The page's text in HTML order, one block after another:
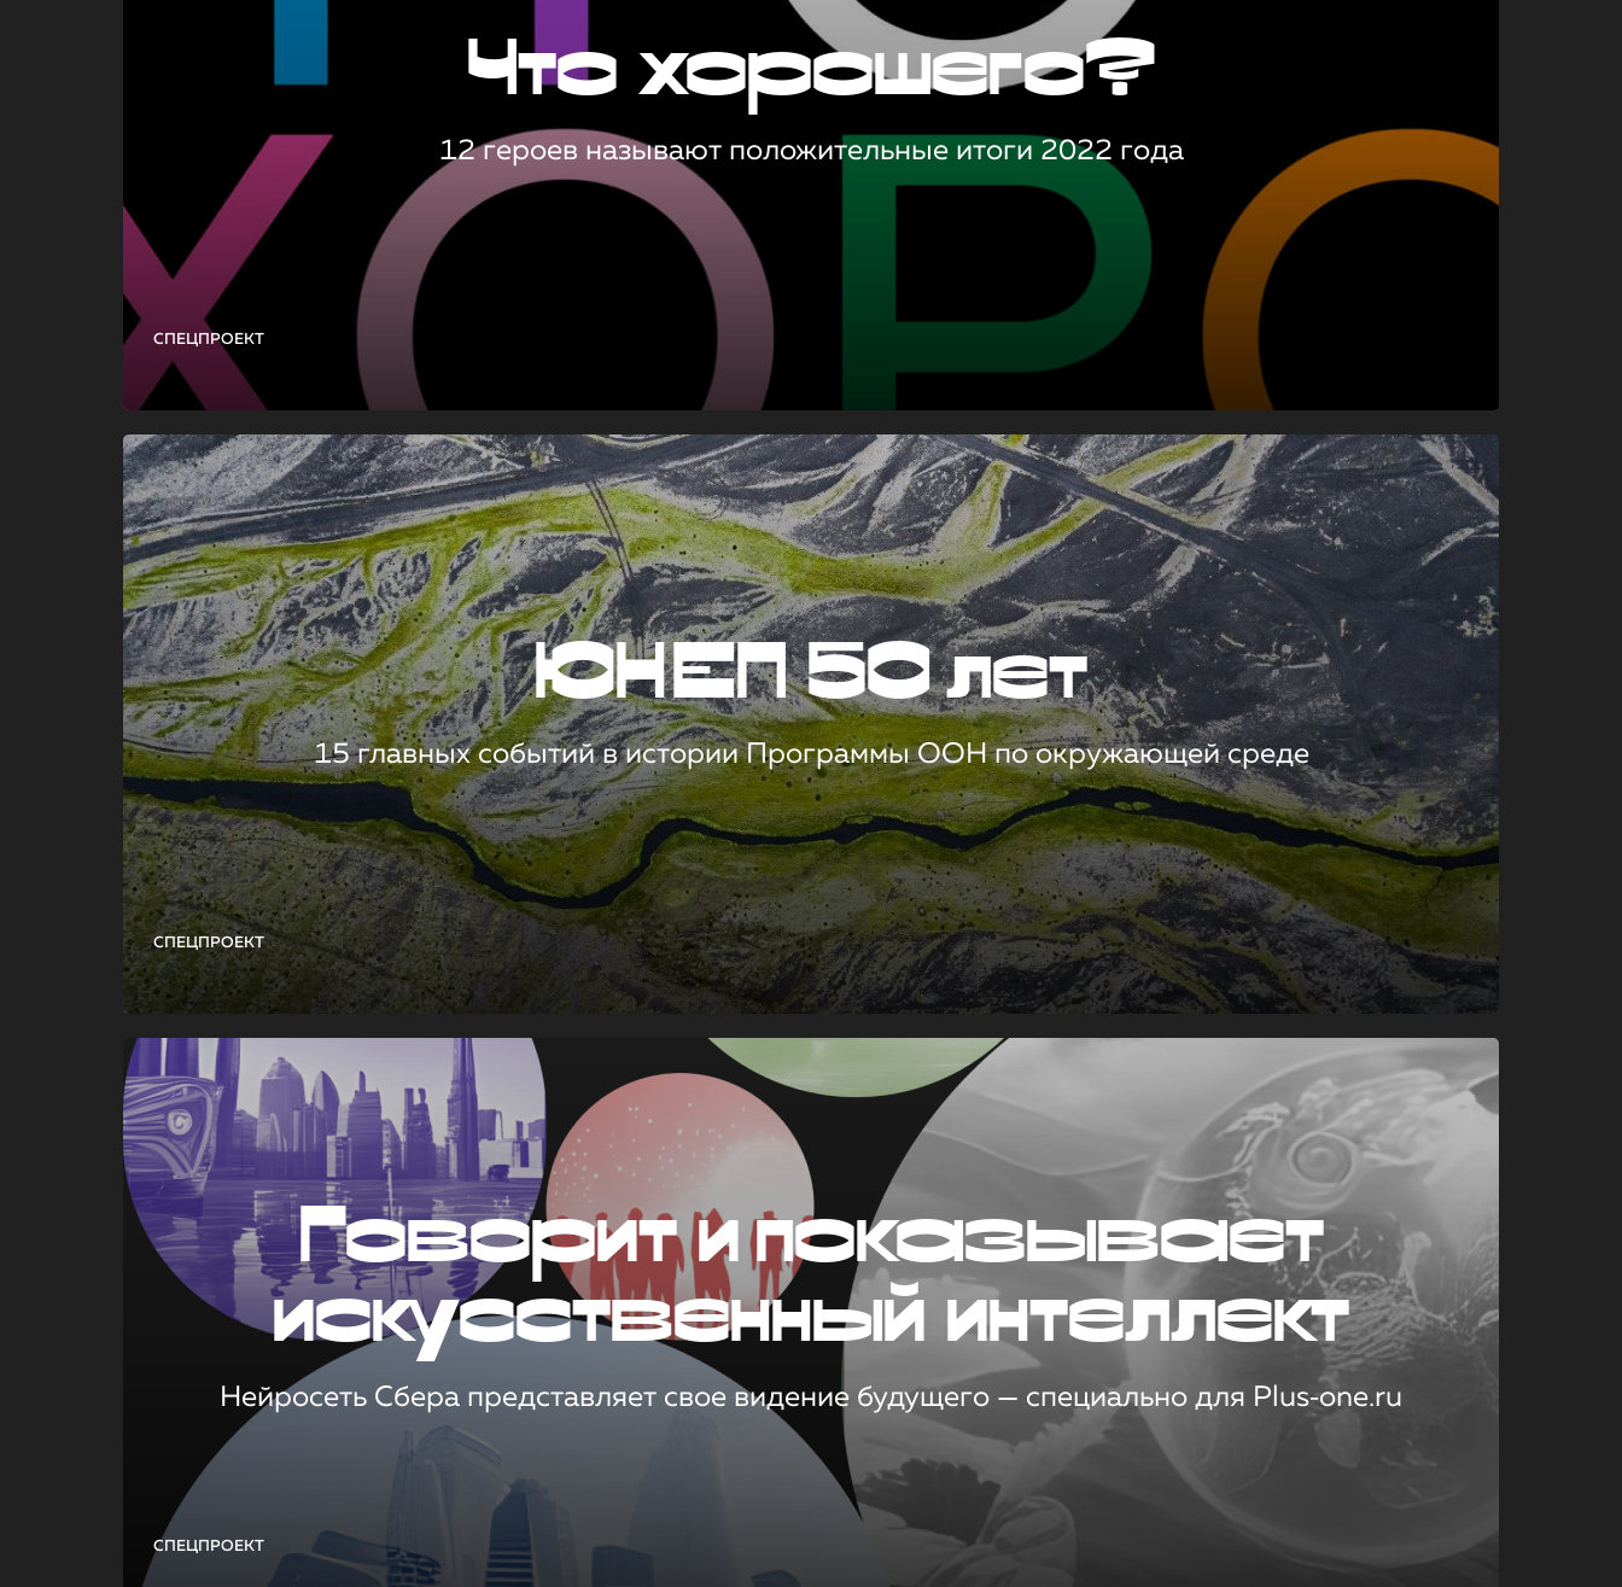
СПЕЦПРОЕКТ
Что хорошего?
12 героев называют положительные итоги 2022 года
СПЕЦПРОЕКТ
ЮНЕП 50 лет
15 главных событий в истории Программы ООН по окружающей среде
СПЕЦПРОЕКТ
Говорит и показывает
искусственный интеллект
Нейросеть Сбера представляет свое видение будущего — специально для Plus‑one.ru